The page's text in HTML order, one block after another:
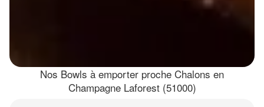
Nos Bowls à emporter proche Chalons en
Champagne Laforest (51000)